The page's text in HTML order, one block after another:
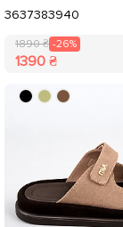
3637383940
1890 ₴ -26%
1390 ₴